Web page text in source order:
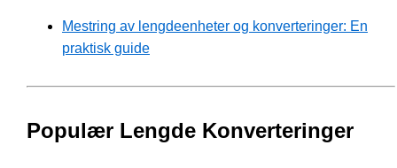
Mestring av lengdeenheter og konverteringer: En
praktisk guide
Populær Lengde Konverteringer